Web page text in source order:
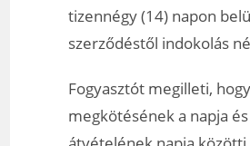
tizennégy (14) napon
szerződéstől indokolás
Fogyasztót megilleti,
megkötésének a napja